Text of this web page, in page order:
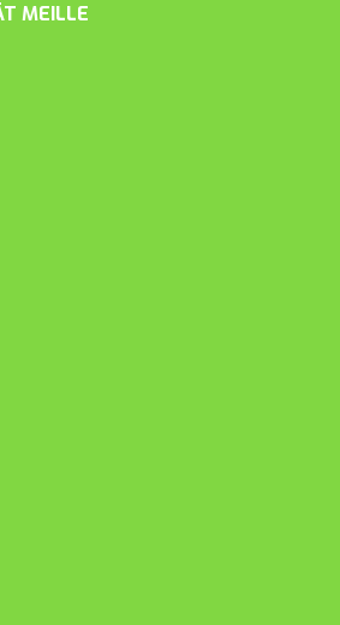
MEILLE